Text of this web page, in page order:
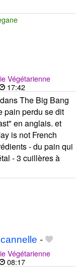
Végétarienne
17:42
The Big Bang
pain perdu se dit
en anglais. et
is not French
- du pain qui
- 3 cuillères à
-
Végétarienne
08:17